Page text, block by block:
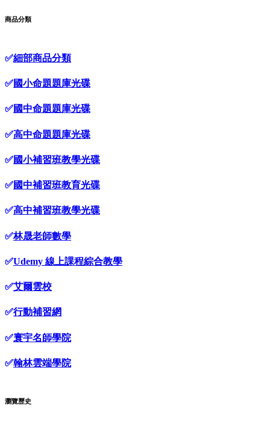
商品分類
✅細部商品分類
✅國小命題題庫光碟
✅國中命題題庫光碟
✅高中命題題庫光碟
✅國小補習班教學光碟
✅國中補習班教育光碟
✅高中補習班教學光碟
✅林晟老師數學
✅Udemy 線上課程綜合教學
✅艾爾雲校
✅行動補習網
✅寰宇名師學院
✅翰林雲端學院
瀏覽歷史